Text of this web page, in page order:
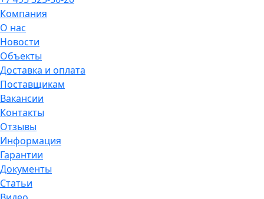
Компания
О нас
Новости
Объекты
Доставка и оплата
Поставщикам
Вакансии
Контакты
Отзывы
Информация
Гарантии
Документы
Статьи